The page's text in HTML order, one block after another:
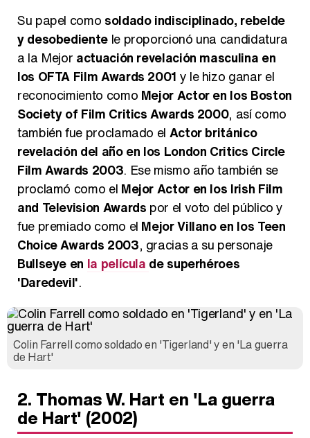
Su papel como soldado indisciplinado, rebelde
y desobedientele proporcionó una candidatura
a la Mejor actuación revelación masculina en
los OFTA Film Awards 2001 y le hizo ganar el
reconocimiento como Mejor Actor en los Boston
Society of Film Critics Awards 2000, así como
también fue proclamado el Actor británico
revelación del año en los London Critics Circle
Film Awards 2003. Ese mismo año también se
proclamó como el Mejor Actor en los Irish Film
and Television Awards por el voto del público y
fue premiado como el Mejor Villano en los Teen
Choice Awards 2003, gracias a su personaje
Bullseye en la película de superhéroes
'Daredevil'.
Colin Farrell como soldado en 'Tigerland' y en 'La guerra
de Hart'
2. Thomas W. Hart en 'La guerra
de Hart' (2002)